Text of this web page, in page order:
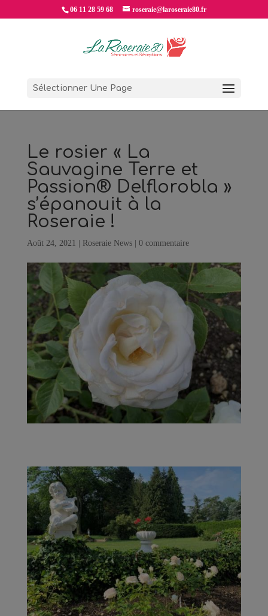
06 11 28 59 68 roseraie@laroseraie80.fr
Sélectionner Une Page
Le rosier « La
Sauvagine Terre et
Passion® Delflorobla »
s’épanouit à la
Roseraie !
Août 24, 2021 Roseraie News| 0 commentaire